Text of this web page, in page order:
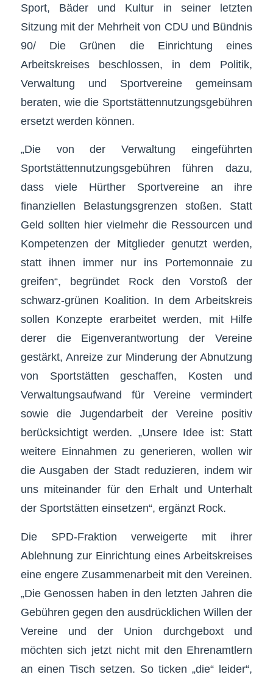
Sport, Bäder und Kultur in seiner letzten
Sitzung mit der Mehrheit von CDU und Bündnis
90/ Die Grünen die Einrichtung eines
Arbeitskreises beschlossen, in dem Politik,
Verwaltung und Sportvereine gemeinsam
beraten, wie die Sportstättennutzungsgebühren
ersetzt werden können.
„Die von der Verwaltung eingeführten
Sportstättennutzungsgebühren führen dazu,
dass viele Hürther Sportvereine an ihre
finanziellen Belastungsgrenzen stoßen. Statt
Geld sollten hier vielmehr die Ressourcen und
Kompetenzen der Mitglieder genutzt werden,
statt ihnen immer nur ins Portemonnaie zu
greifen“, begründet Rock den Vorstoß der
schwarz-grünen Koalition. In dem Arbeitskreis
sollen Konzepte erarbeitet werden, mit Hilfe
derer die Eigenverantwortung der Vereine
gestärkt, Anreize zur Minderung der Abnutzung
von Sportstätten geschaffen, Kosten und
Verwaltungsaufwand für Vereine vermindert
sowie die Jugendarbeit der Vereine positiv
berücksichtigt werden. „Unsere Idee ist: Statt
weitere Einnahmen zu generieren, wollen wir
die Ausgaben der Stadt reduzieren, indem wir
uns miteinander für den Erhalt und Unterhalt
der Sportstätten einsetzen“, ergänzt Rock.
Die SPD-Fraktion verweigerte mit ihrer
Ablehnung zur Einrichtung eines Arbeitskreises
eine engere Zusammenarbeit mit den Vereinen.
„Die Genossen haben in den letzten Jahren die
Gebühren gegen den ausdrücklichen Willen der
Vereine und der Union durchgeboxt und
möchten sich jetzt nicht mit den Ehrenamtlern
an einen Tisch setzen. So ticken „die“ leider“,